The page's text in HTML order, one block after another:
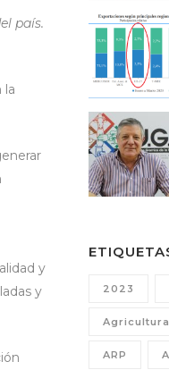
país.
la
y
y
2023
Agricultura
ARP